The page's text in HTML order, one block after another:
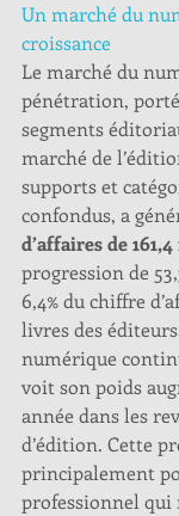
Un marché du
croissance
Le marché du
pénétration,
segments
marché de
supports et
confondus, a
d’affaires de
progression de
6,4% du chiffre
livres des
numérique
voit son poids
année dans les
d’édition. Cette
principalement
professionnel qui